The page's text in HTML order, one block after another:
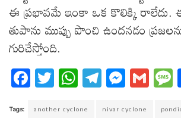
ఈ ప్రభావమే ఇంకా ఒక కొలిక్కి
తుపాను ముప్పు పొంచి ఉందనడం
గురిచేస్తోంది.
Fa
ce
bo
T
wi
tt
W
ha
ts
T
el
eg
M
es
se
G
m
ail
Tags: another cyclone nivar cyclone